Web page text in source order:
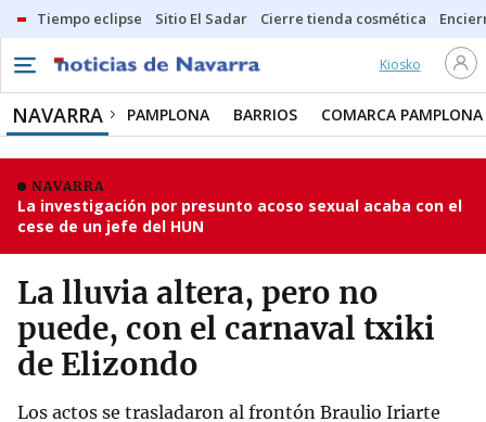
Tiempo eclipse Sitio El Sadar Cierre tienda cosmética
Kiosko
NAVARRA PAMPLONA BARRIOS COMARCA PAMPLONA
NAVARRA
La investigación por presunto acoso sexual acaba con el
cese de un jefe del HUN
La lluvia altera, pero no
puede, con el carnaval txiki
de Elizondo
Los actos se trasladaron al frontón Braulio Iriarte